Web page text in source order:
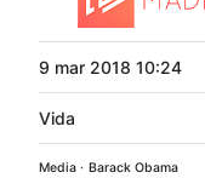
9 mar 2018 10:24
Vida
Media Barack Obama